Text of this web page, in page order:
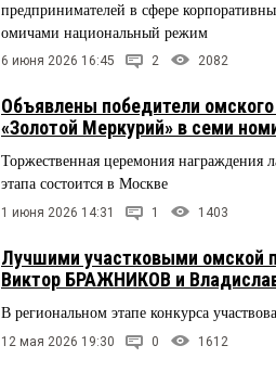
предпринимателей в сфере
омичами национальный режим
6 июня 2026 16:45 2 2082
Объявлены победители
«Золотой Меркурий» в семи
Торжественная церемония награждения
этапа состоится в Москве
1 июня 2026 14:31 1 1403
Лучшими участковыми омской
Виктор БРАЖНИКОВ и
В региональном этапе конкурса
12 мая 2026 19:30 0 1612